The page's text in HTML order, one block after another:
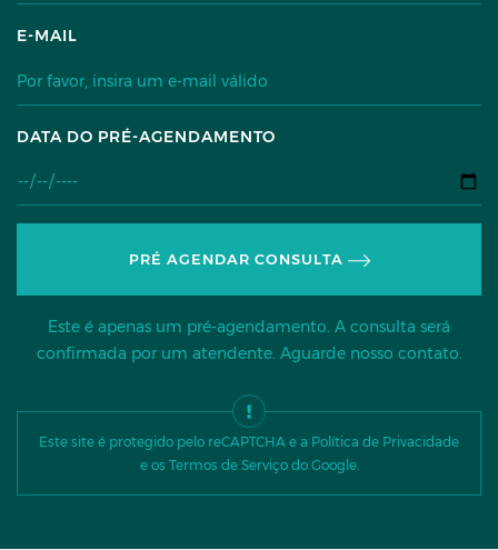
E-MAIL
DATA DO PRÉ-AGENDAMENTO
PRÉ AGENDAR CONSULTA
Este é apenas um pré-agendamento. A consulta será
confirmada por um atendente. Aguarde nosso contato.
Este site é protegido pelo reCAPTCHA e a Política de Privacidade
e os Termos de Serviço do Google.